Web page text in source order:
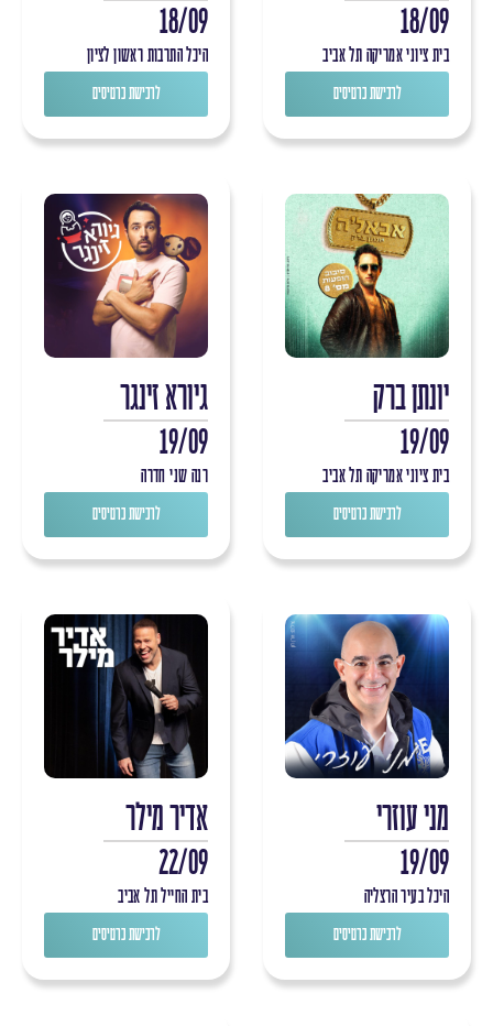
18/09
בית ציוני אמריקה תל אביב
לרכישת כרטיסים
18/09
היכל התרבות ראשון לציון
לרכישת כרטיסים
יונתן ברק
19/09
בית ציוני אמריקה תל אביב
לרכישת כרטיסים
גיורא זינגר
19/09
רנה שני חדרה
לרכישת כרטיסים
מני עוזרי
19/09
היכל בעיר הרצליה
לרכישת כרטיסים
אדיר מילר
22/09
בית החייל תל אביב
לרכישת כרטיסים